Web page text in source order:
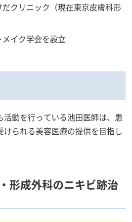
クリニック（現在東京皮膚科形
イク学会を設立
活動を行っている池田医師は、患
られる美容医療の提供を目指し
形成外科のニキビ跡治